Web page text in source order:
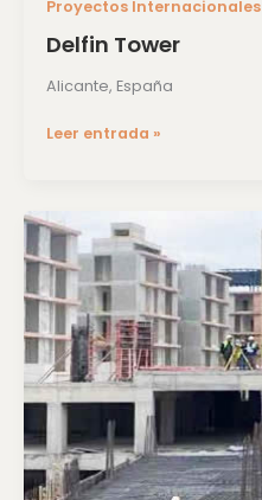
Proyectos Internacionales
Delfin Tower
Alicante, España
Leer entrada »
Residencial
Vesen
Estambul